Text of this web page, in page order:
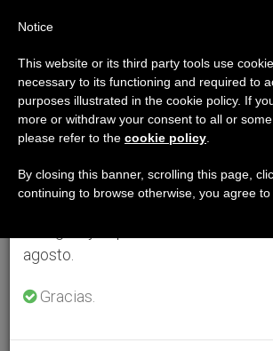
Aviso importante
Del 27 de julio al 7 de agosto
anual, aprovechando que en el
se generan menos informaciones y
agosto.
Gracias.
Notice
This website or its third party tools use
necessary to its functioning and required to
purposes illustrated in the cookie policy. If
more or withdraw your consent to all or
please refer to the cookie policy
By closing this banner, scrolling this page,
continuing to browse otherwise, you agree to